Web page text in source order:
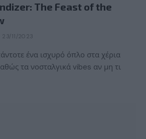
The Feast of the
23/11/2023
ένα ισχυρό όπλο στα χέρια
τα νοσταλγικά vibes αν μη τι